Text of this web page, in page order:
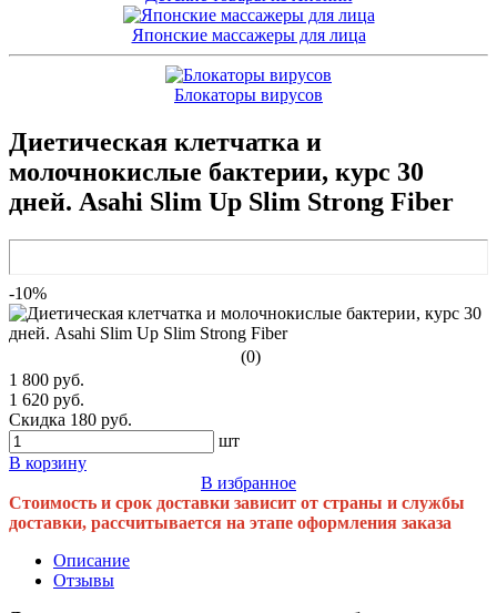
Японские массажеры для лица
Блокаторы вирусов
Диетическая клетчатка и
молочнокислые бактерии, курс 30
дней. Asahi Slim Up Slim Strong Fiber
-10%
(0)
1 800 руб.
1 620 руб.
Скидка 180 руб.
шт
В корзину
В избранное
Стоимость и срок доставки зависит от страны и службы
доставки, рассчитывается на этапе оформления заказа
Описание
Отзывы